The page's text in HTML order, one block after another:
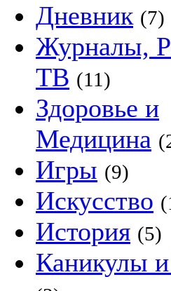
Дневник (7)
Журналы,
ТВ (11)
Здоровье и
Медицина
Игры (9)
Искусство
История (5)
Каникулы